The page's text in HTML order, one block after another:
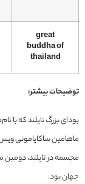
great
buddha of
thailand
توضیحات بیشتر:
بودای بزرگ تایلند که با
مجسمه در تایلند،
جهان بود.